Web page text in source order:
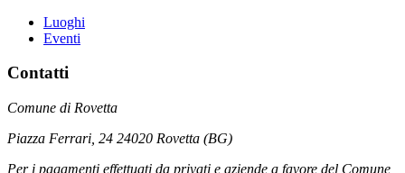
Luoghi
Eventi
Contatti
Comune di Rovetta
Piazza Ferrari, 24 24020 Rovetta (BG)
Per i pagamenti effettuati da privati e aziende a favore del Comune